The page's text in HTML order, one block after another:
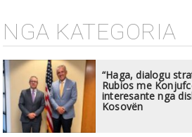
NGA KATEGORIA
“Haga, dialogu
Rubios me
interesante nga
Kosovën